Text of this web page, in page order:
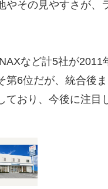
やその見やすさが
など計5社が2011
第6位だが、統合後
ており、今後に注目